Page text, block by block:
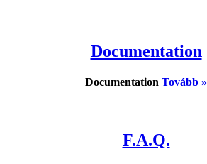
Documentation
Documentation Tovább »
F.A.Q.